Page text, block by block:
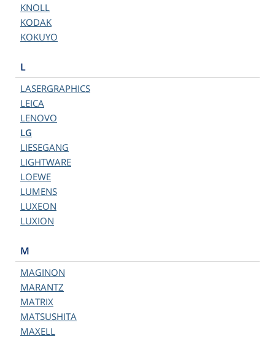
KNOLL
KODAK
KOKUYO
L
LASERGRAPHICS
LEICA
LENOVO
LG
LIESEGANG
LIGHTWARE
LOEWE
LUMENS
LUXEON
LUXION
M
MAGINON
MARANTZ
MATRIX
MATSUSHITA
MAXELL